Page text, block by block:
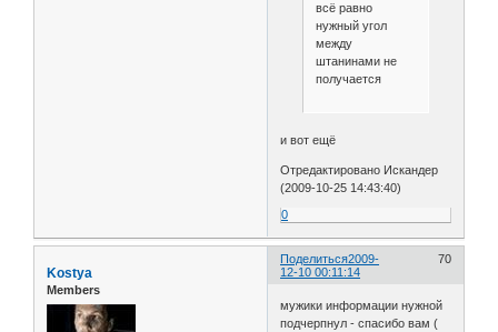
всё равно
нужный угол
между
штанинами не
получается
и вот ещё
Отредактировано Искандер
(2009-10-25 14:43:40)
0
Поделиться 70
2009-
12-10 00:11:14
Kostya
Members
мужики информации нужной
подчерпнул - спасибо вам (